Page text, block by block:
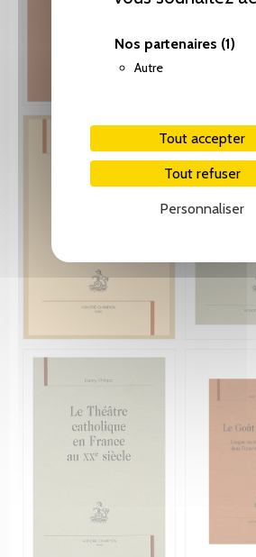
Nos partenaires (1)
Autre
Tout accepter
Tout refuser
Personnaliser